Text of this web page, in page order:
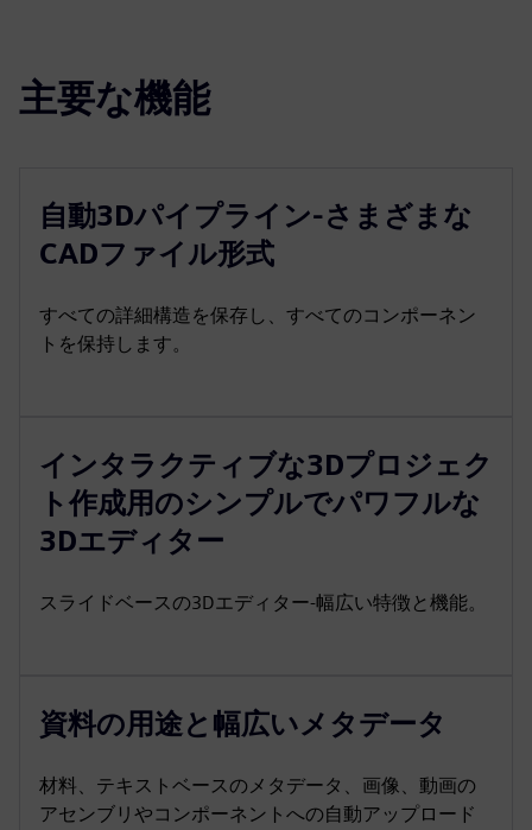
主要な機能
自動3Dパイプライン-さまざまな
CADファイル形式
すべての詳細構造を保存し、すべてのコンポーネン
トを保持します。
インタラクティブな3Dプロジェク
ト作成用のシンプルでパワフルな
3Dエディター
スライドベースの3Dエディター-幅広い特徴と機能。
資料の用途と幅広いメタデータ
材料、テキストベースのメタデータ、画像、動画の
アセンブリやコンポーネントへの自動アップロード